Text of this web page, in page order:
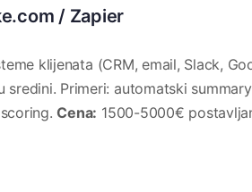
/ Zapier
klijenata (CRM, email, Slack,
sredini. Primeri: automatski
scoring.Cena: 1500-5000€